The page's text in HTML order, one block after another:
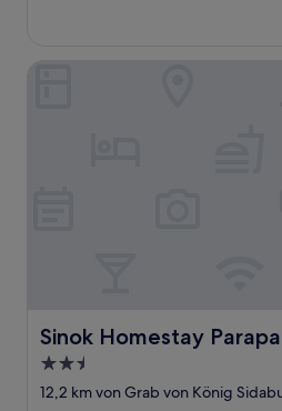
Sinok Homestay
Sinok Homestay Parapat
2.5-
Sterne-
12,2 km von Grab von König